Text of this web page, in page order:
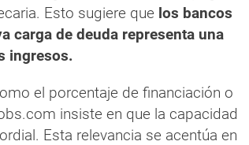
Esto sugiere que los bancos
carga de deuda representa una
ingresos.
el porcentaje de financiación o
insiste en que la capacidad
Esta relevancia se acentúa en